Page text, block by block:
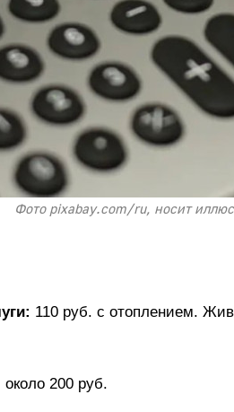
Фото pixabay.com/ru, носит
110 руб. с отоплением.
около 200 руб.